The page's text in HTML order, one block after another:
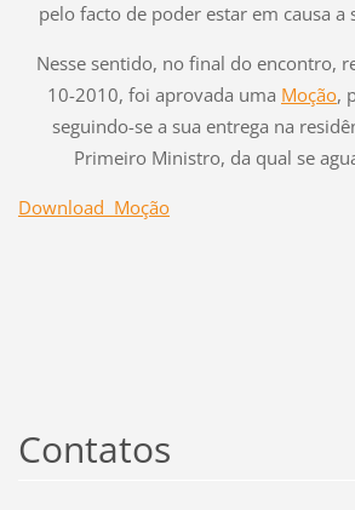
pelo facto de poder estar em causa a
Nesse sentido, no final do encontro,
10-2010, foi aprovada uma Moção,
seguindo-se a sua entrega na
Primeiro Ministro, da qual se
Download Moção
Contatos